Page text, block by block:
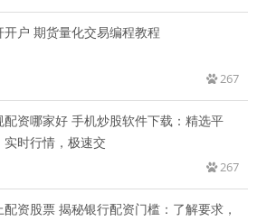
开户 期货量化交易编程教程
267
配资哪家好 手机炒股软件下载：精选平
实时行情，极速交
267
配资股票 揭秘银行配资门槛：了解要求，